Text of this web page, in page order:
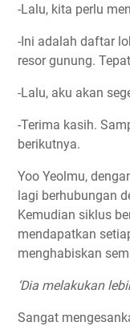
-Lalu, kita perlu
-Ini adalah daftar
resor gunung.
-Lalu, aku akan
-Terima kasih.
berikutnya.
Yoo Yeolmu,
lagi berhubungan
Kemudian siklus
mendapatkan
menghabiskan
‘Dia melakukan
Sangat